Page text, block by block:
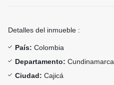
Detalles del inmueble :
País: Colombia
Departamento: Cundinamarca
Ciudad: Cajicá